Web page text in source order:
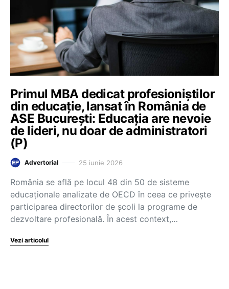
Primul MBA dedicat profesioniștilor
din educație, lansat în România de
ASE București: Educația are nevoie
de lideri, nu doar de administratori
(P)
Advertorial 25 iunie 2026
România se află pe locul 48 din 50 de sisteme
educaționale analizate de OECD în ceea ce privește
participarea directorilor de școli la programe de
dezvoltare profesională. În acest context,…
Vezi articolul